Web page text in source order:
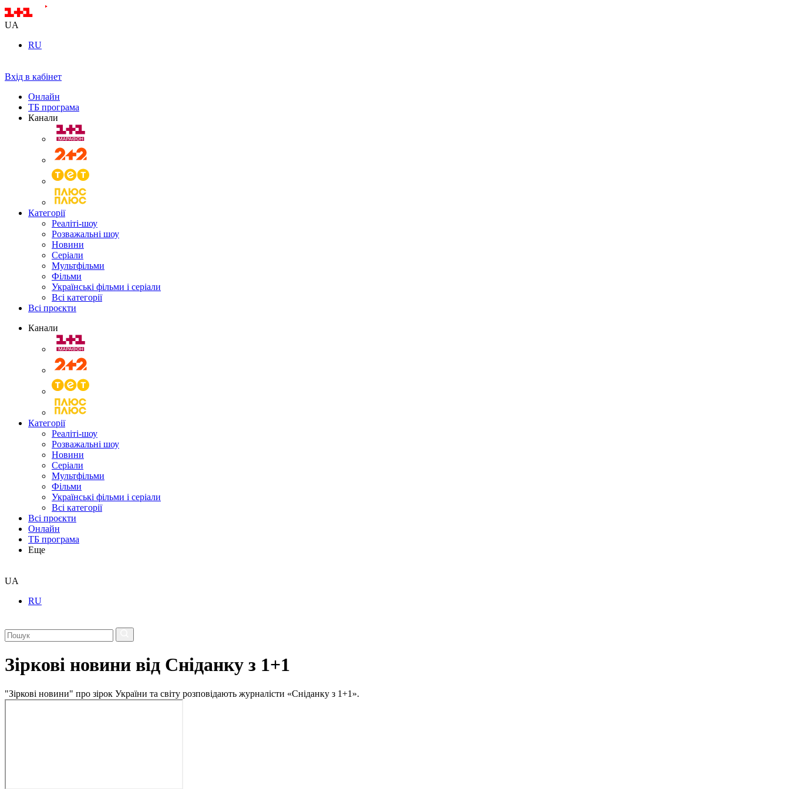
UA
RU
Вхід в кабінет
Онлайн
ТБ програма
Канали
Категорії
Реаліті-шоу
Розважальні шоу
Новини
Серіали
Мультфільми
Фільми
Українські фільми і серіали
Всі категорії
Всі проєкти
Канали
Категорії
Реаліті-шоу
Розважальні шоу
Новини
Серіали
Мультфільми
Фільми
Українські фільми і серіали
Всі категорії
Всі проєкти
Онлайн
ТБ програма
Еще
UA
RU
Зіркові новини від Сніданку з 1+1
"Зіркові новини" про зірок України та світу розповідають журналісти «Сніданку з 1+1».